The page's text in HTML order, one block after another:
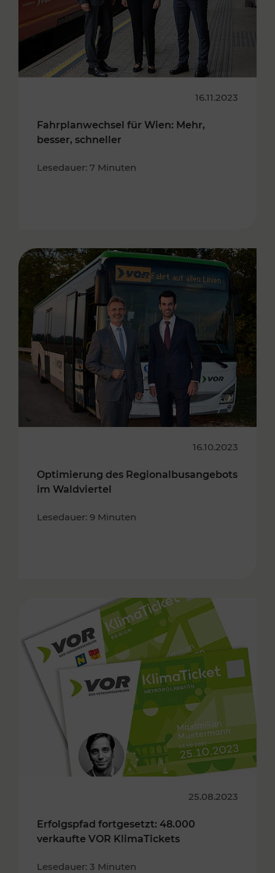
16.11.2023
Fahrplanwechsel für Wien: Mehr,
besser, schneller
Lesedauer: 7 Minuten
16.10.2023
Optimierung des Regionalbusangebots
im Waldviertel
Lesedauer: 9 Minuten
25.08.2023
Erfolgspfad fortgesetzt: 48.000
verkaufte VOR KlimaTickets
Lesedauer: 3 Minuten